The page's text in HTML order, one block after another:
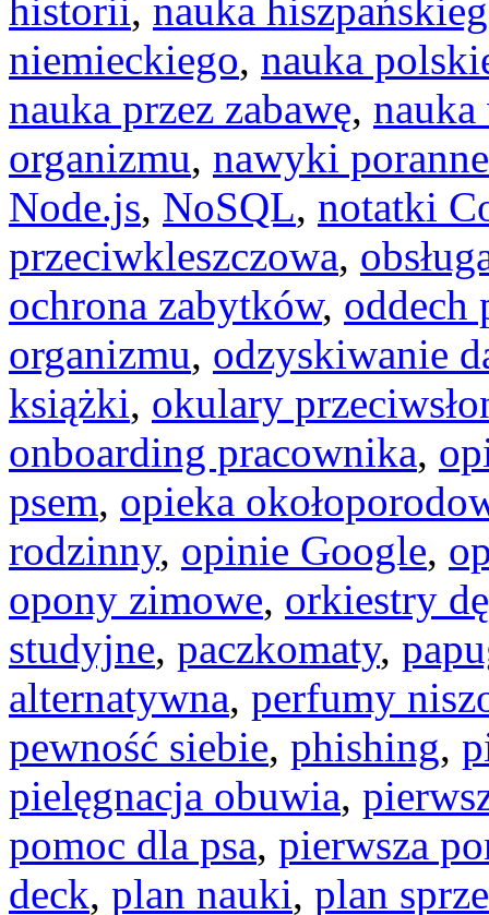
historii, nauka
niemieckiego, nauka
nauka przez zabawę, nauka
organizmu, nawyki poranne
Node.js, NoSQL, notatki
przeciwkleszczowa,
ochrona zabytków, oddech
organizmu, odzyskiwanie
książki, okulary
onboarding pracownika,
psem, opieka
rodzinny, opinie Google,
opony zimowe, orkiestry
studyjne, paczkomaty,
alternatywna, perfumy
pewność siebie, phishing,
pielęgnacja obuwia,
pomoc dla psa, pierwsza
deck, plan nauki, plan